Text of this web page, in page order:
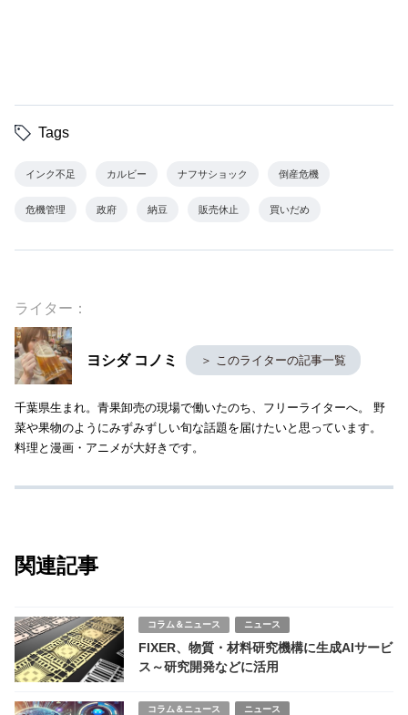
Tags
インク不足 カルビー ナフサショック 倒産危機
危機管理 政府 納豆 販売休止 買いだめ
ライター：
ヨシダ コノミ ＞ このライターの記事一覧
千葉県生まれ。青果卸売の現場で働いたのち、フリーライターへ。 野
菜や果物のようにみずみずしい旬な話題を届けたいと思っています。
料理と漫画・アニメが大好きです。
関連記事
コラム＆ニュース ニュース
FIXER、物質・材料研究機構に生成AIサービ
ス～研究開発などに活用
コラム＆ニュース ニュース